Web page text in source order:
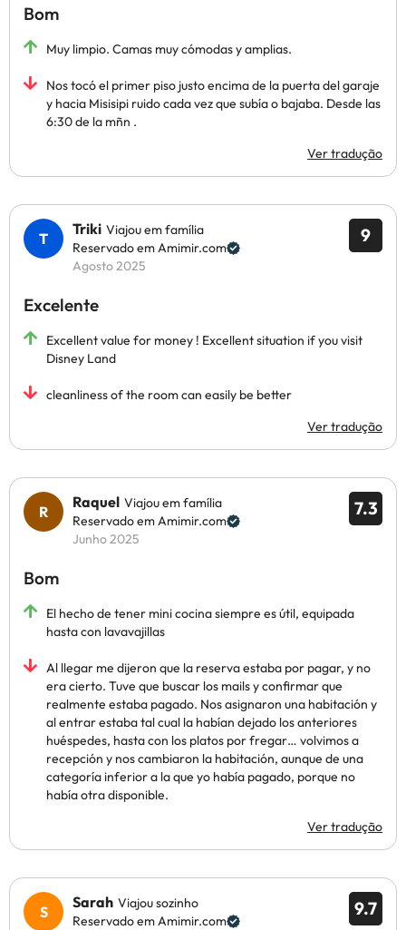
Bom
Muy limpio. Camas muy cómodas y amplias.
Nos tocó el primer piso justo encima de la puerta del garaje
y hacia Misisipi ruido cada vez que subía o bajaba. Desde las
6:30 de la mñn .
Ver tradução
9
Triki Viajou em família
Reservado em Amimir.com
Agosto 2025
Excelente
Excellent value for money ! Excellent situation if you visit
Disney Land
cleanliness of the room can easily be better
Ver tradução
7.3
Raquel Viajou em família
Reservado em Amimir.com
Junho 2025
Bom
El hecho de tener mini cocina siempre es útil, equipada
hasta con lavavajillas
Al llegar me dijeron que la reserva estaba por pagar, y no
era cierto. Tuve que buscar los mails y confirmar que
realmente estaba pagado. Nos asignaron una habitación y
al entrar estaba tal cual la habían dejado los anteriores
huéspedes, hasta con los platos por fregar… volvimos a
recepción y nos cambiaron la habitación, aunque de una
categoría inferior a la que yo había pagado, porque no
había otra disponible.
Ver tradução
9.7
Sarah Viajou sozinho
Reservado em Amimir.com